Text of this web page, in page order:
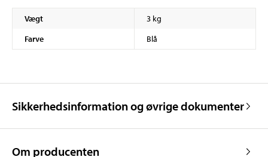
Vægt
3 kg
Farve
Blå
Sikkerhedsinformation og øvrige dokumenter
Om producenten